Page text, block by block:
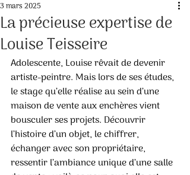
La précieuse expertise de
Louise Teisseire
3 mars 2025
Adolescente, Louise rêvait de devenir
artiste-peintre. Mais lors de ses études,
le stage qu’elle réalise au sein d’une
maison de vente aux enchères vient
bousculer ses projets. Découvrir
l’histoire d’un objet, le chiffrer,
échanger avec son propriétaire,
ressentir l’ambiance unique d’une salle